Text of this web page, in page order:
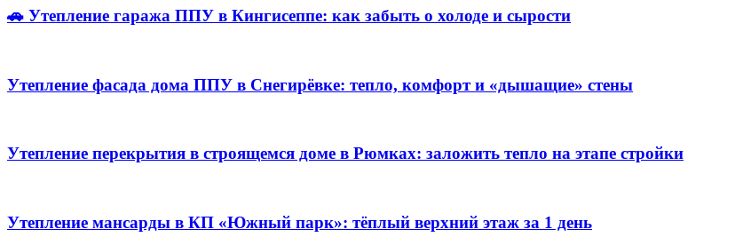
🚗 Утепление гаража ППУ в Кингисеппе: как забыть о холоде и сырости
Утепление фасада дома ППУ в Снегирёвке: тепло, комфорт и «дышащие» стены
Утепление перекрытия в строящемся доме в Рюмках: заложить тепло на этапе стройки
Утепление мансарды в КП «Южный парк»: тёплый верхний этаж за 1 день